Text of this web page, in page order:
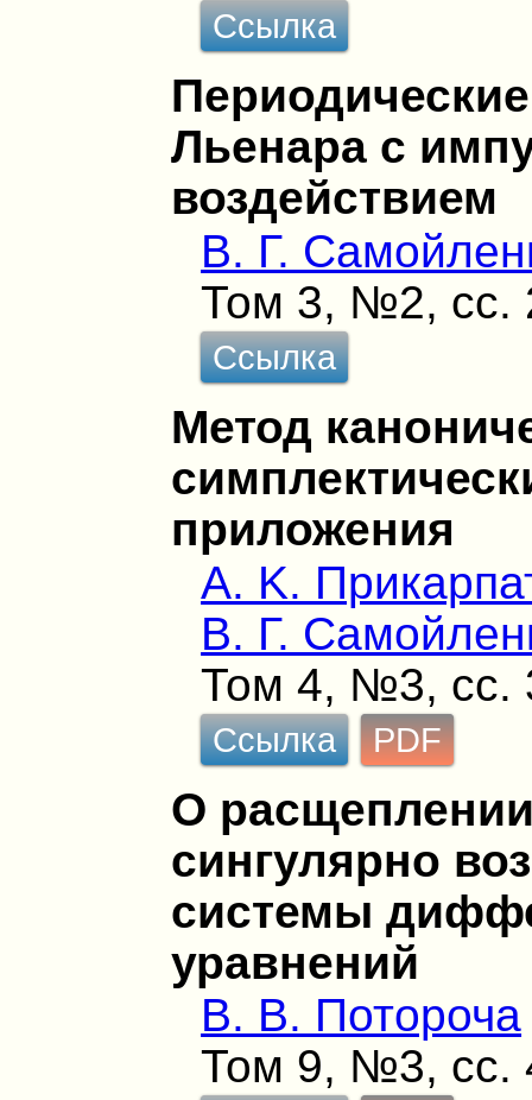
Ссылка
Льенара с
воздействием
В. Г.
Том 3, №2, сс.
Ссылка
Метод
приложения
А. K.
В. Г.
Том 4, №3, сс.
Ссылка PDF
О
сингулярно
системы
уравнений
В. В. Потороча
Том 9, №3, сс.